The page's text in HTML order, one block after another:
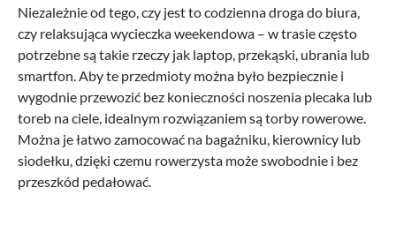
Niezależnie od tego, czy jest to codzienna droga do biura,
czy relaksująca wycieczka weekendowa – w trasie często
potrzebne są takie rzeczy jak laptop, przekąski, ubrania lub
smartfon.Aby te przedmioty można było bezpiecznie i
wygodnie przewozić bez konieczności noszenia plecaka lub
toreb na ciele, idealnym rozwiązaniem są torby rowerowe.
Można je łatwo zamocować na bagażniku, kierownicy lub
siodełku, dzięki czemu rowerzysta może swobodnie i bez
przeszkód pedałować.